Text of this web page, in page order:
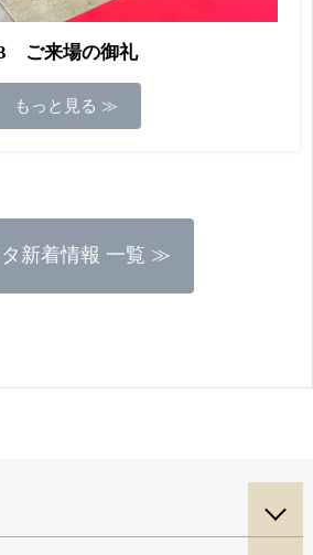
ご来場の御礼
もっと見る ≫
タ新着情報 一覧 ≫